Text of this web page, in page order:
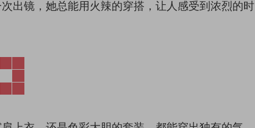
出镜，她总能用火辣的穿搭，让人感受到浓烈的时